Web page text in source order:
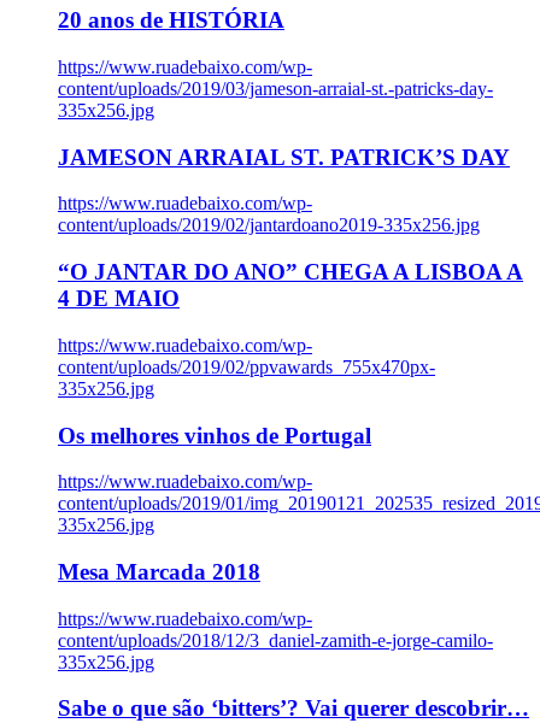
20 anos de HISTÓRIA
https://www.ruadebaixo.com/wp-
content/uploads/2019/03/jameson-arraial-st.-patricks-day-
335x256.jpg
JAMESON ARRAIAL ST. PATRICK’S DAY
https://www.ruadebaixo.com/wp-
content/uploads/2019/02/jantardoano2019-335x256.jpg
“O JANTAR DO ANO” CHEGA A LISBOA A
4 DE MAIO
https://www.ruadebaixo.com/wp-
content/uploads/2019/02/ppvawards_755x470px-
335x256.jpg
Os melhores vinhos de Portugal
https://www.ruadebaixo.com/wp-
content/uploads/2019/01/
335x256.jpg
Mesa Marcada 2018
https://www.ruadebaixo.com/wp-
content/uploads/2018/12/3_daniel-zamith-e-jorge-camilo-
335x256.jpg
Sabe o que são ‘bitters’? Vai querer descobrir…